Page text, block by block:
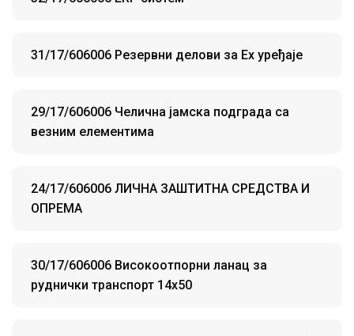
31/17/606006 Резервни делови за Ех уређаје
29/17/606006 Челична јамска подграда са
везним елементима
24/17/606006 ЛИЧНА ЗАШТИТНА СРЕДСТВА И
ОПРЕМА
30/17/606006 Високоотпорни ланац за
руднички транспорт 14х50